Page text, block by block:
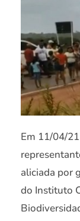
Em 11/04/
aliciada por
do Instituto